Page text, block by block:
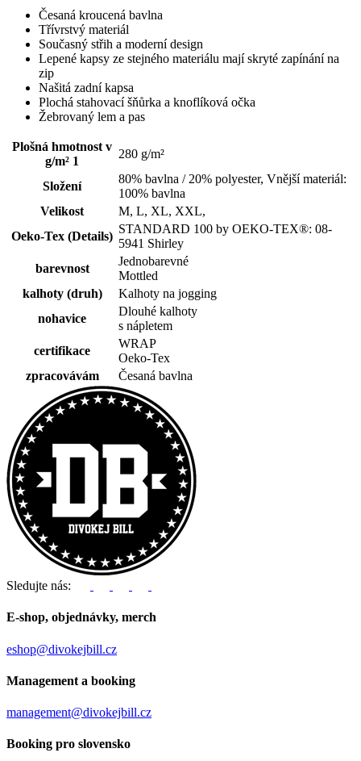
Česaná kroucená bavlna
Třívrstvý materiál
Současný střih a moderní design
Lepené kapsy ze stejného materiálu mají skryté zapínání na
zip
Našitá zadní kapsa
Plochá stahovací šňůrka a knoflíková očka
Žebrovaný lem a pas
Plošná hmotnost v
g/m² 1
280 g/m²
Složení
80% bavlna / 20% polyester, Vnější materiál:
100% bavlna
Velikost
M, L, XL, XXL,
Oeko-Tex (Details)
STANDARD 100 by OEKO-TEX®: 08-
5941 Shirley
barevnost
Jednobarevné
Mottled
kalhoty (druh)
Kalhoty na jogging
nohavice
Dlouhé kalhoty
s nápletem
certifikace
WRAP
Oeko-Tex
zpracovávám
Česaná bavlna
Sledujte nás:
E-shop, objednávky, merch
eshop@divokejbill.cz
Management a booking
management@divokejbill.cz
Booking pro slovensko